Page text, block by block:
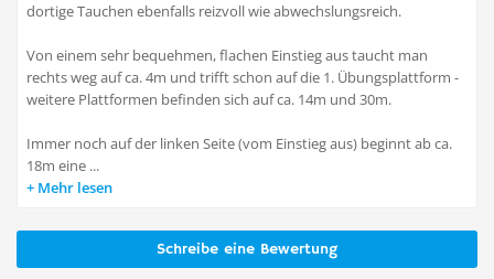
dortige Tauchen ebenfalls reizvoll wie abwechslungsreich.
Von einem sehr bequehmen, flachen Einstieg aus taucht man
rechts weg auf ca. 4m und trifft schon auf die 1. Übungsplattform -
weitere Plattformen befinden sich auf ca. 14m und 30m.
Immer noch auf der linken Seite (vom Einstieg aus) beginnt ab ca.
18m eine ...
Mehr lesen
Schreibe eine Bewertung